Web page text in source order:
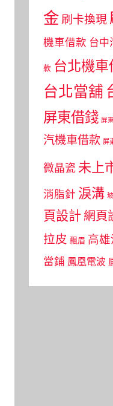
金 刷卡換現
機車借款 台中
款 台北機車
台北當舖
屏東借錢 屏
汽機車借款 屏
微晶瓷 未上
消脂針 淚溝
頁設計 網頁
拉皮 飄眉 高
當鋪 鳳凰電波